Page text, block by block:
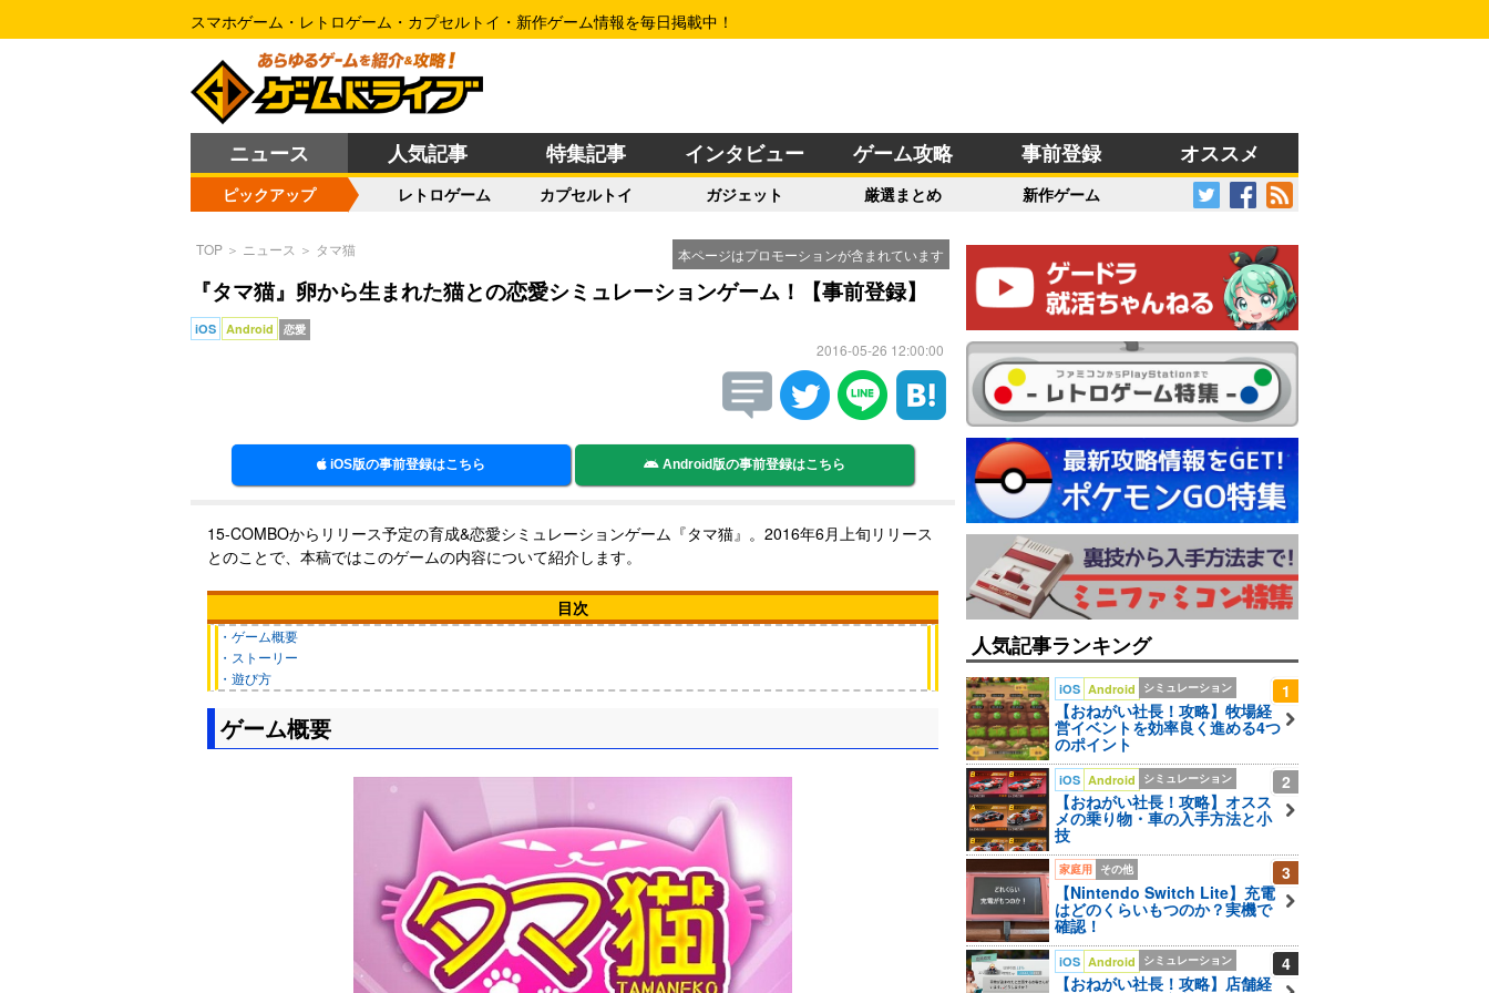
スマホゲーム・レトロゲーム・カプセルトイ・新作ゲーム情報を毎日掲載中！
ニュース 人気記事 特集記事 インタビュー ゲーム攻略 事前登録 オススメ
ピックアップ レトロゲーム カプセルトイ ガジェット 厳選まとめ 新作ゲーム
本ページはプロモーションが含まれています
TOP ＞ ニュース ＞ タマ猫
『タマ猫』卵から生まれた猫との恋愛シミュレーションゲーム！【事前登録】
iOS Android 恋愛
2016-05-26 12:00:00
iOS版の事前登録はこちら Android版の事前登録はこちら
15-COMBOからリリース予定の育成&恋愛シミュレーションゲーム『タマ猫』。2016年6月上旬リリース
とのことで、本稿ではこのゲームの内容について紹介します。
目次
・ゲーム概要
・ストーリー
・遊び方
ゲーム概要
人気記事ランキング
1
iOS Android シミュレーション
【おねがい社長！攻略】牧場経
営イベントを効率良く進める4つ
のポイント
2
iOS Android シミュレーション
【おねがい社長！攻略】オスス
メの乗り物・車の入手方法と小
技
3
家庭用 その他
【Nintendo Switch Lite】充電
はどのくらいもつのか？実機で
確認！
4
iOS Android シミュレーション
【おねがい社長！攻略】店舗経